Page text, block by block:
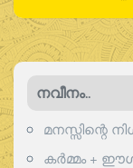
നവീനം..
മനസ്സിന്റെ
കർമ്മം +